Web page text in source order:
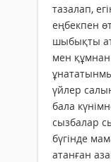
тазалап,
еңбекпен
шыбықты
мен
үйлер
бала
сызбалар
бүгінде
атанған